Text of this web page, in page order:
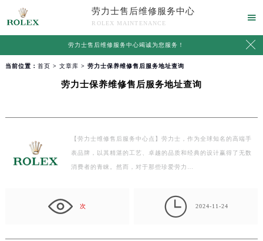
劳力士售后维修服务中心
ROLEX MAINTENANCE

劳力士售后维修服务中心竭诚为您服务！ 
当前位置： 首页 > 文章库 > 劳力士保养维修售后服务地址查询
劳力士保养维修售后服务地址查询
【劳力士维修售后服务中心点】劳力士，作为全球知名的高端手
表品牌，以其精湛的工艺、卓越的品质和经典的设计赢得了无数
消费者的青睐。然而，对于那些珍爱劳力…
次  2024-11-24